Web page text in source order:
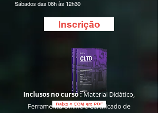
Sábados das 08h às 12h30
Inscrição
Baixe o ECM em PDF
Inclusos no curso :Material Didático,
Ferramenta Online e Certificado de